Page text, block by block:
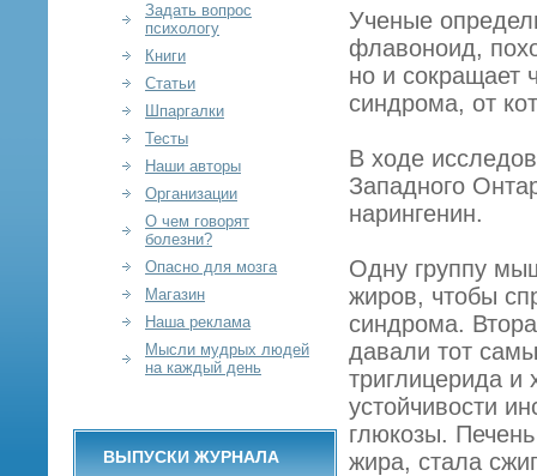
Ученые
флавоноид,
но и сокращает
синдрома, от
В ходе
Западного
нарингенин.
Одну группу
жиров, чтобы
синдрома.
давали тот
триглицерида и
устойчивости
глюкозы.
жира, стала
Задать вопрос
психологу
Книги
Статьи
Шпаргалки
Тесты
Наши авторы
Организации
О чем говорят
болезни?
Опасно для мозга
Магазин
Наша реклама
Мысли мудрых людей
на каждый день
ВЫПУСКИ ЖУРНАЛА